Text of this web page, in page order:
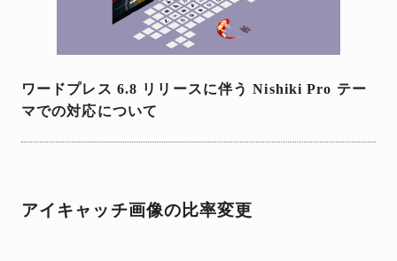
ワードプレス 6.8 リリースに伴う Nishiki Pro テー
マでの対応について
アイキャッチ画像の比率変更